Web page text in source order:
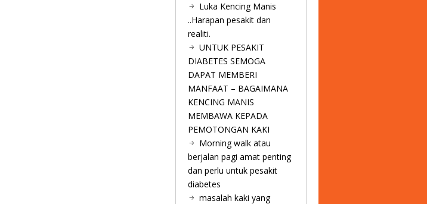
Luka Kencing Manis
..Harapan pesakit dan
realiti.
UNTUK PESAKIT
DIABETES SEMOGA
DAPAT MEMBERI
MANFAAT – BAGAIMANA
KENCING MANIS
MEMBAWA KEPADA
PEMOTONGAN KAKI
Morning walk atau
berjalan pagi amat penting
dan perlu untuk pesakit
diabetes
masalah kaki yang